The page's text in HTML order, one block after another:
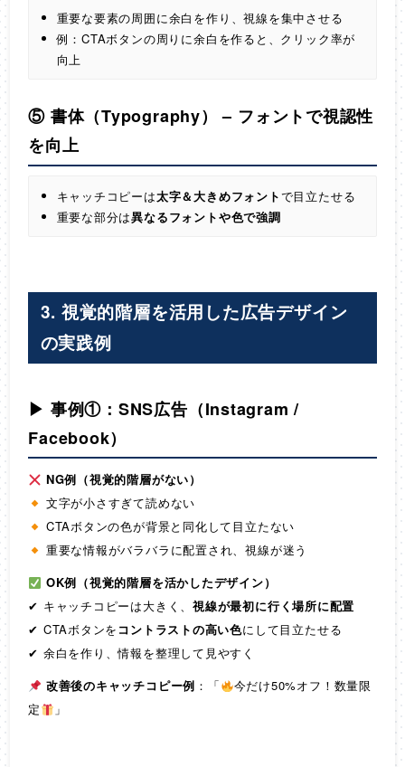
重要な要素の周囲に余白を作り、視線を集中させる
例：CTAボタンの周りに余白を作ると、クリック率が
向上
⑤ 書体（Typography） – フォントで視認性
を向上
キャッチコピーは太字＆大きめフォントで目立たせる
重要な部分は異なるフォントや色で強調
3. 視覚的階層を活用した広告デザイン
の実践例
▶ 事例①：SNS広告（Instagram /
Facebook）
NG例（視覚的階層がない）
文字が小さすぎて読めない
CTAボタンの色が背景と同化して目立たない
重要な情報がバラバラに配置され、視線が迷う
OK例（視覚的階層を活かしたデザイン）
✔ キャッチコピーは大きく、視線が最初に行く場所に配置
✔ CTAボタンを コントラストの高い色にして目立たせる
✔ 余白を作り、情報を整理して見やすく
改善後のキャッチコピー例 ：「
今だけ50%オフ！数量限
定
」